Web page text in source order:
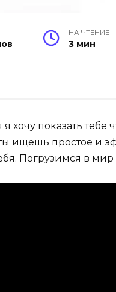
НА ЧТЕНИЕ
3 мин
хочу показать тебе
ищешь простое и
Погрузимся в